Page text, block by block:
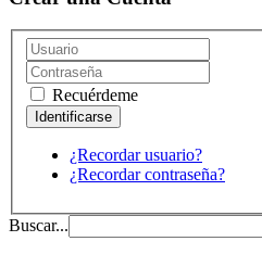
Recuérdeme
¿Recordar usuario?
¿Recordar contraseña?
Buscar...